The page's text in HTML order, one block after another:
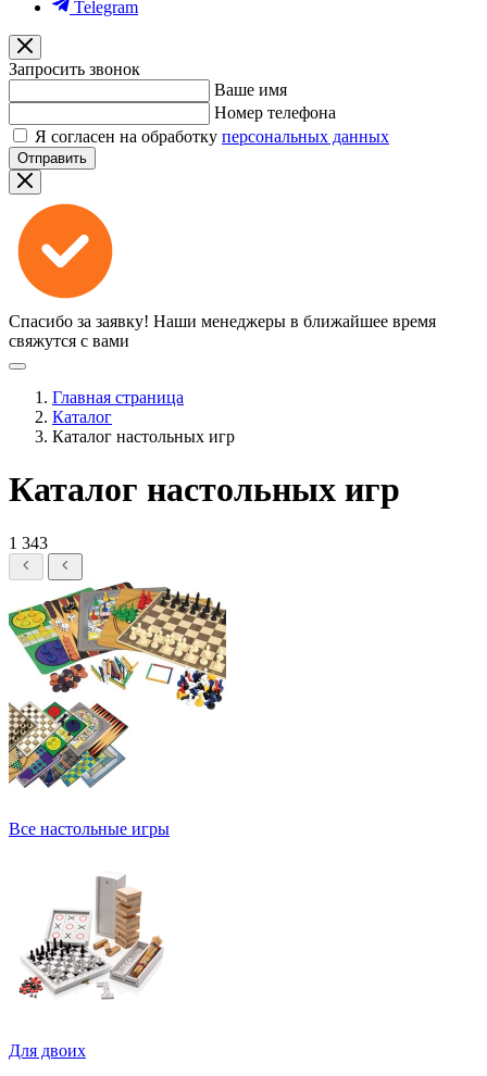
Telegram
Запросить звонок
Ваше имя
Номер телефона
Я согласен на обработку персональных данных
Отправить
Спасибо за заявку! Наши менеджеры в ближайшее время
свяжутся с вами
Главная страница
Каталог
Каталог настольных игр
Каталог настольных игр
1 343
Все настольные игры
Для двоих